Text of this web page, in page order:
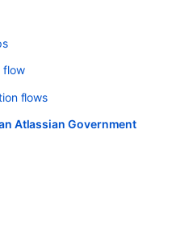
flow
flows
Atlassian Government